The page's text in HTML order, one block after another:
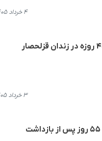
۴ خرداد ۱۴۰۵، ۱۰:۱۸
۳ خرداد ۱۴۰۵، ۱۰:۲۱